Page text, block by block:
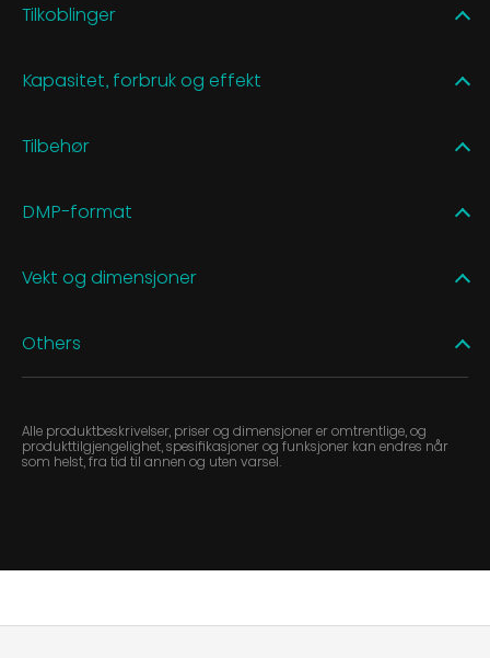
Tilkoblinger
Kapasitet, forbruk og effekt
Tilbehør
DMP-format
Vekt og dimensjoner
Others
Alle produktbeskrivelser, priser og dimensjoner er omtrentlige, og
produkttilgjengelighet, spesifikasjoner og funksjoner kan endres når
som helst, fra tid til annen og uten varsel.